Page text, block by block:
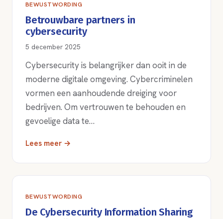
BEWUSTWORDING
Betrouwbare partners in
cybersecurity
5 december 2025
Cybersecurity is belangrijker dan ooit in de
moderne digitale omgeving. Cybercriminelen
vormen een aanhoudende dreiging voor
bedrijven. Om vertrouwen te behouden en
gevoelige data te…
Lees meer →
BEWUSTWORDING
De Cybersecurity Information Sharing